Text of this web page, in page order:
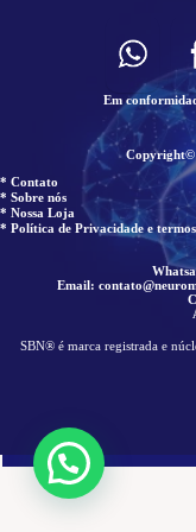
Em
Copyright©
* Contato
* Sobre nós
* Nossa Loja
* Política de Privacidade e termos
Email:
SBN® é marca registrada e